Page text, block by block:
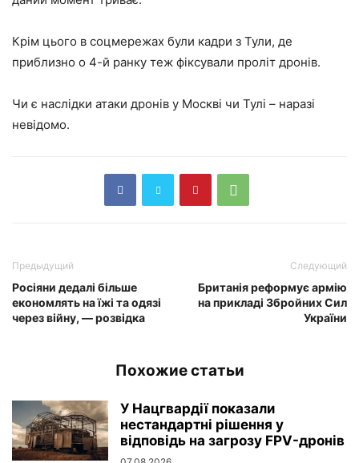
Крім цього в соцмережах були кадри з Тули, де
приблизно о 4-й ранку теж фіксували проліт дронів.
Чи є наслідки атаки дронів у Москві чи Тулі – наразі
невідомо.
Предыдущий
Росіяни дедалі більше
економлять на їжі та одязі
через війну, — розвідка
Следующий
Британія реформує армію
на прикладі Збройних Сил
України
Похожие статьи
У Нацгвардії показали
нестандартні рішення у
відповідь на загрозу FPV-дронів